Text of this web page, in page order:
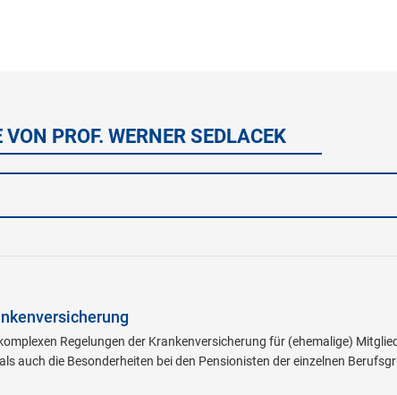
PROF. WERNER SEDLACEK
Regelungen der Krankenversicherung für (ehemalige)
auch die Besonderheiten bei den Pensionisten der einzelnen